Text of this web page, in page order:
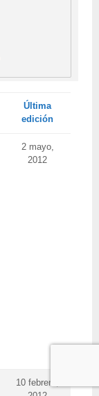
Última
edición
2 mayo,
2012
10 febrero,